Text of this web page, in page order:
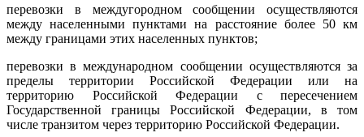
перевозки в междугородном сообщении осуществляются
между населенными пунктами на расстояние более 50 км
между границами этих населенных пунктов;
перевозки в международном сообщении осуществляются за
пределы территории Российской Федерации или на
территорию Российской Федерации с пересечением
Государственной границы Российской Федерации, в том
числе транзитом через территорию Российской Федерации.